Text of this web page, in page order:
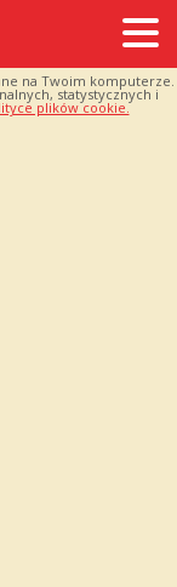
na Twoim komputerze.
statystycznych i
plików cookie.